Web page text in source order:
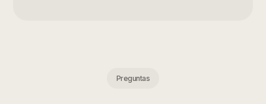
Preguntas